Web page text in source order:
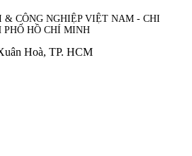
& CÔNG NGHIỆPVIỆT NAM - CHI
HỒ CHÍ MINH
Hoà, TP. HCM